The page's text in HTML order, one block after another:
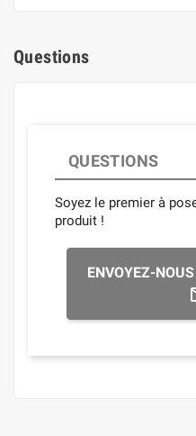
Questions
QUESTIONS
Soyez le premier à
produit !
ENVOYEZ-